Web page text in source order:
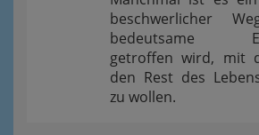
beschwerlicher
bedeutsame
getroffen wird, mit
den Rest des
zu wollen.